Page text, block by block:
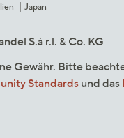
Japan
S.à r.l. & Co. KG
Gewähr. Bitte
Standardsund das